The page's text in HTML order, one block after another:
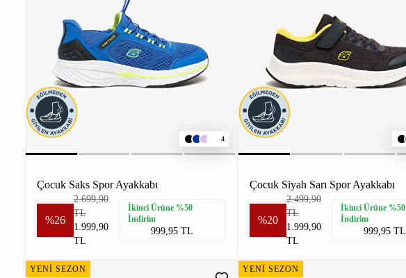
4
Çocuk Saks Spor Ayakkabı
%26
2.699,90
TL
1.999,90
TL
İkinci Ürüne %50
İndirim
999,95 TL
Çocuk Siyah Sarı Spor Ayakkabı
%20
2.499,90
TL
1.999,90
TL
İkinci Ürüne %50
İndirim
999,95 TL
YENİ SEZON YENİ SEZON